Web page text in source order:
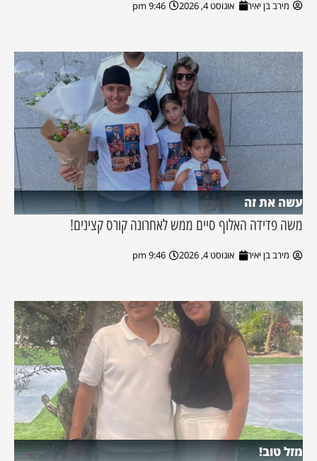
מירב בן יאיר אוגוסט 4, 2026 9:46 pm
עשה את זה
משה פדידה האלוף סיים ממש לאחרונה קורס קצינים!
מירב בן יאיר אוגוסט 4, 2026 9:46 pm
מזל טוב!